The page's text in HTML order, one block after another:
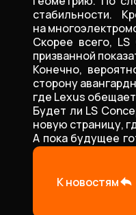
стабильности.
на
Скорее всего,
призванной
Конечно,
сторону
где Lexus
Будет ли LS
новую страницу,
А пока будущее
ясно одно:
в
К новостям